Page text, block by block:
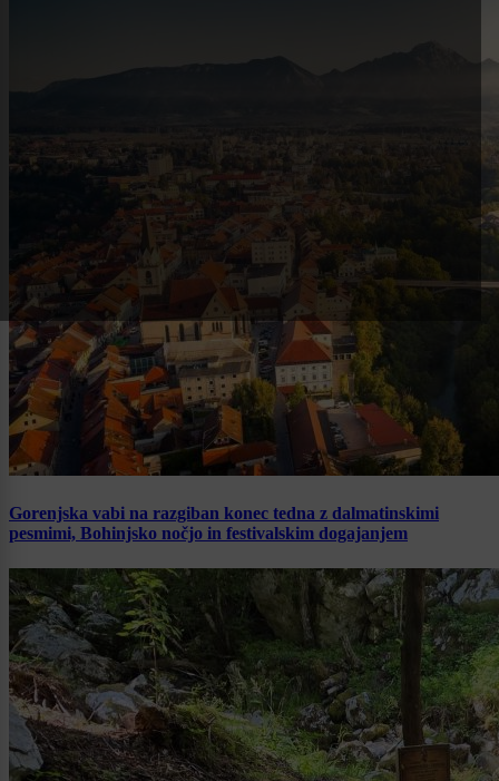
Gorenjska vabi na razgiban konec tedna z dalmatinskimi
pesmimi, Bohinjsko nočjo in festivalskim dogajanjem